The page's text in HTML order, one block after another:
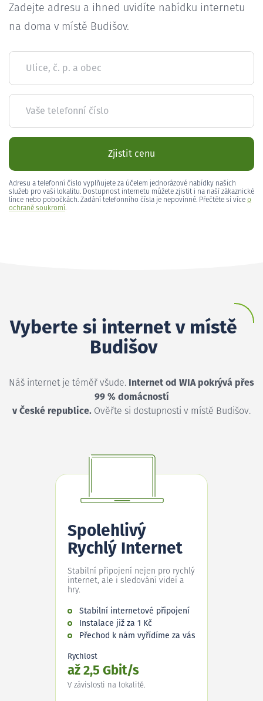
Zadejte adresu a ihned uvidíte nabídku internetu
na doma v místě Budišov.
Ulice, č. p. a obec
Vaše telefonní číslo
Zjistit cenu
Adresu a telefonní číslo vyplňujete za účelem jednorázové nabídky našich
služeb pro vaši lokalitu. Dostupnost internetu můžete zjistit i na naší zákaznické
lince nebo pobočkách. Zadání telefonního čísla je nepovinné. Přečtěte si více o
ochraně soukromí.
Vyberte si internet v místě
Budišov
Náš internet je téměř všude. Internet od WIA pokrývá přes
99 % domácností
v České republice. Ověřte si dostupnosti v místě Budišov.
Spolehlivý
Rychlý Internet
Stabilní připojení nejen pro rychlý
internet, ale i sledování videí a
hry.
Stabilní internetové připojení
Instalace již za 1 Kč
Přechod k nám vyřídíme za vás
Rychlost
až 2,5 Gbit/s
V závislosti na lokalitě.